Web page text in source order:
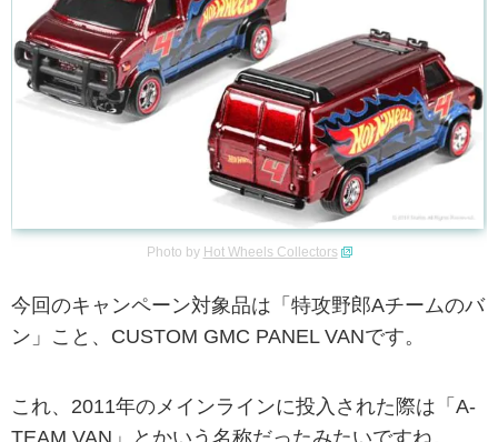
Photo by Hot Wheels Collectors
今回のキャンペーン対象品は「特攻野郎Aチームのバ
ン」こと、CUSTOM GMC PANEL VANです。
これ、2011年のメインラインに投入された際は「A-
TEAM VAN」とかいう名称だったみたいですね。